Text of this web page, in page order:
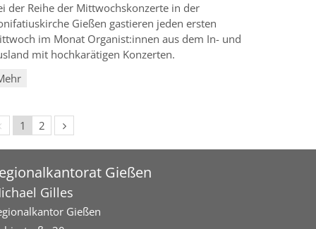
der Reihe der Mittwochskonzerte in der
Gießen gastieren jeden ersten
im Monat Organist:innen aus dem In- und
mit hochkarätigen Konzerten.
Seite
1 2 Nächste Seite
Gießen
Gilles
Gießen